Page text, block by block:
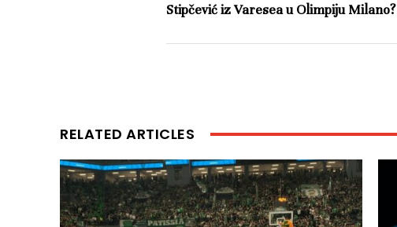
Stipčević iz Varesea u Olimpiju Milano?
RELATED ARTICLES